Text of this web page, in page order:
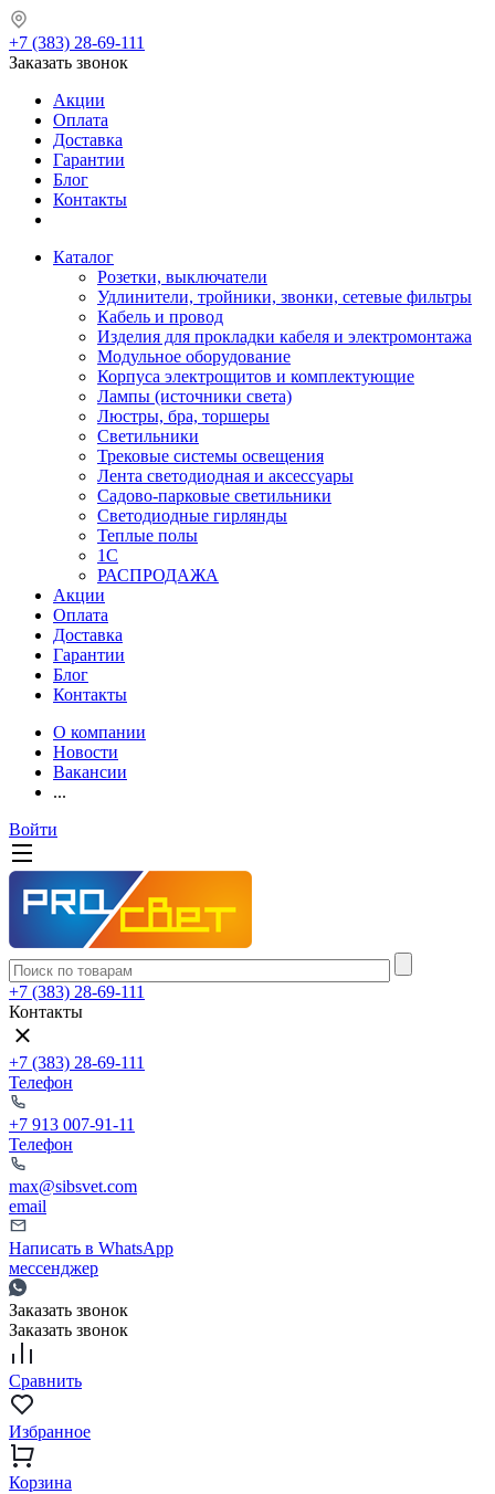
+7 (383) 28-69-111
Заказать звонок
Акции
Оплата
Доставка
Гарантии
Блог
Контакты
Каталог
Розетки, выключатели
Удлинители, тройники, звонки, сетевые фильтры
Кабель и провод
Изделия для прокладки кабеля и электромонтажа
Модульное оборудование
Корпуса электрощитов и комплектующие
Лампы (источники света)
Люстры, бра, торшеры
Светильники
Трековые системы освещения
Лента светодиодная и аксессуары
Садово-парковые светильники
Светодиодные гирлянды
Теплые полы
1С
РАСПРОДАЖА
Акции
Оплата
Доставка
Гарантии
Блог
Контакты
О компании
Новости
Вакансии
...
Войти
+7 (383) 28-69-111
Контакты
+7 (383) 28-69-111
Телефон
+7 913 007-91-11
Телефон
max@sibsvet.com
email
Написать в WhatsApp
мессенджер
Заказать звонок
Заказать звонок
Сравнить
Избранное
Корзина